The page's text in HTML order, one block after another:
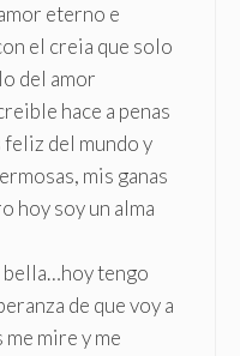
eterno e
el creia que solo
del amor
hace a penas
feliz del mundo y
mis ganas
hoy soy un alma
bella…hoy tengo
de que voy a
mire y me